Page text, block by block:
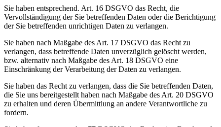
Sie haben entsprechend. Art. 16 DSGVO das Recht, die
Vervollständigung der Sie betreffenden Daten oder die Berichtigung
der Sie betreffenden unrichtigen Daten zu verlangen.
Sie haben nach Maßgabe des Art. 17 DSGVO das Recht zu
verlangen, dass betreffende Daten unverzüglich gelöscht werden,
bzw. alternativ nach Maßgabe des Art. 18 DSGVO eine
Einschränkung der Verarbeitung der Daten zu verlangen.
Sie haben das Recht zu verlangen, dass die Sie betreffenden Daten,
die Sie uns bereitgestellt haben nach Maßgabe des Art. 20 DSGVO
zu erhalten und deren Übermittlung an andere Verantwortliche zu
fordern.